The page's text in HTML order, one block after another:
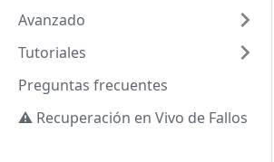
Avanzado
Tutoriales
Preguntas frecuentes
⚠️ Recuperación en Vivo de Fallos